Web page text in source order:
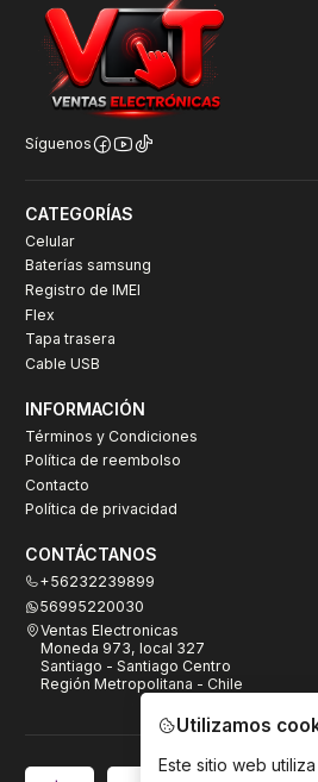
Síguenos
CATEGORÍAS
Celular
Baterías samsung
Registro de IMEI
Flex
Tapa trasera
Cable USB
INFORMACIÓN
Términos y Condiciones
Política de reembolso
Contacto
Política de privacidad
CONTÁCTANOS
+56232239899
56995220030
Ventas Electronicas
Moneda 973, local 327
Santiago - Santiago Centro
Región Metropolitana - Chile
Utilizamos
Este sitio web